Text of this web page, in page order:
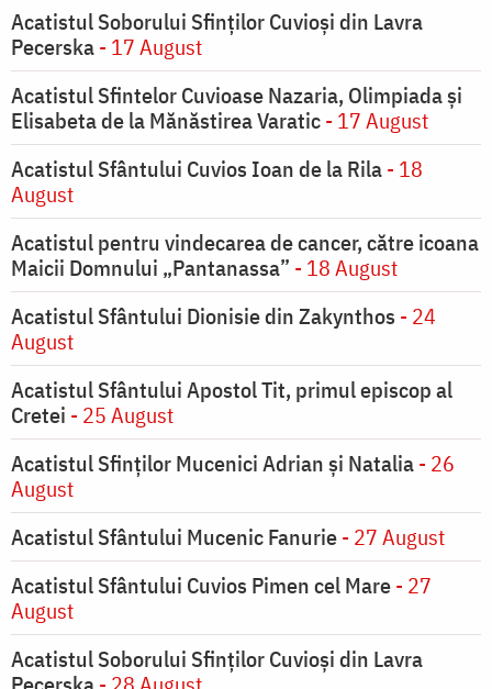
Acatistul Soborului Sfinților Cuvioși din Lavra
Pecerska- 17 August
Acatistul Sfintelor Cuvioase Nazaria, Olimpiada și
Elisabeta de la Mănăstirea Varatic- 17 August
Acatistul Sfântului Cuvios Ioan de la Rila- 18
August
Acatistul pentru vindecarea de cancer, către icoana
Maicii Domnului „Pantanassa” - 18 August
Acatistul Sfântului Dionisie din Zakynthos - 24
August
Acatistul Sfântului Apostol Tit, primul episcop al
Cretei - 25 August
Acatistul Sfinților Mucenici Adrian și Natalia- 26
August
Acatistul Sfântului Mucenic Fanurie- 27 August
Acatistul Sfântului Cuvios Pimen cel Mare- 27
August
Acatistul Soborului Sfinților Cuvioși din Lavra